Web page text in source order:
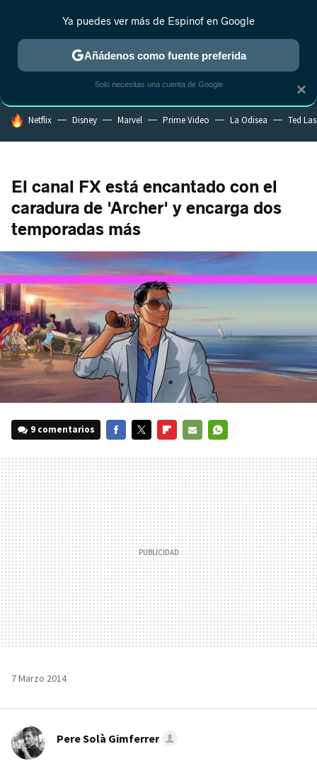
MENÚ NUEVO
ESTRENOS REALITY ANIME RANKINGS CINE
HOY SE HABLA DE
Netflix Disney Marvel Prime Video La Odisea Ted
El canal FX está encantado con el
caradura de 'Archer' y encarga dos
temporadas más
9 comentarios
MAIL
7 Marzo 2014
Pere Solà Gimferrer
×
Ya puedes ver más de Espinof en Google
Añádenos como fuente preferida
Solo necesitas una cuenta de Google